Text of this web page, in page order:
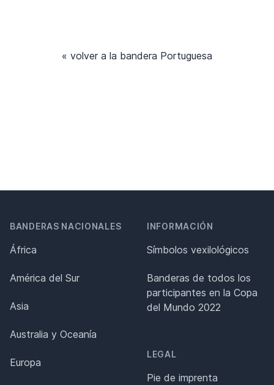
« volver a la bandera Portuguesa
BANDERAS NACIONALES
África
América del Sur
Asia
Australia y Oceanía
Europa
INFORMACIÓN
Símbolos vexilológicos
Banderas de todos los
participantes en la Copa
del Mundo 2022
LEGAL
Pie de imprenta